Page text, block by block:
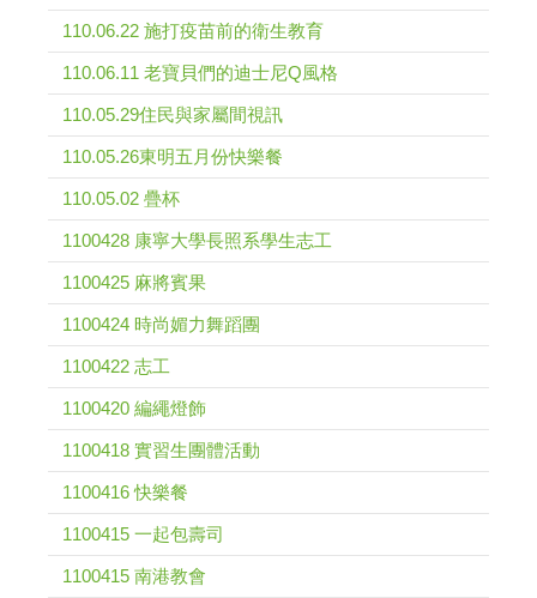
110.06.22 施打疫苗前的衛生教育
110.06.11 老寶貝們的迪士尼Q風格
110.05.29住民與家屬間視訊
110.05.26東明五月份快樂餐
110.05.02 疊杯
1100428 康寧大學長照系學生志工
1100425 麻將賓果
1100424 時尚媚力舞蹈團
1100422 志工
1100420 編繩燈飾
1100418 實習生團體活動
1100416 快樂餐
1100415 一起包壽司
1100415 南港教會